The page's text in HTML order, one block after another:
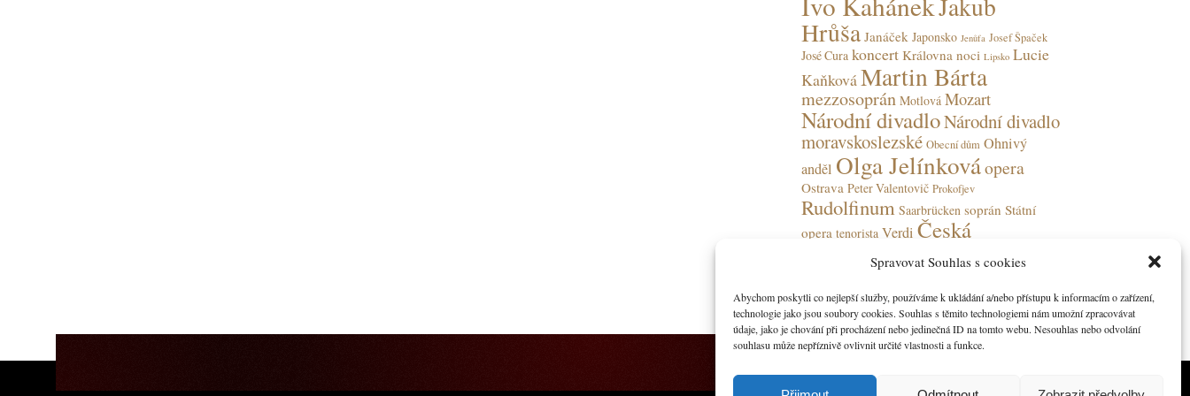
Spravovat Souhlas s cookies
Abychom poskytli co nejlepší služby, používáme k ukládání a/nebo přístupu k informacím o zařízení,
technologie jako jsou soubory cookies. Souhlas s těmito technologiemi nám umožní zpracovávat
údaje, jako je chování při procházení nebo jedinečná ID na tomto webu. Nesouhlas nebo odvolání
souhlasu může nepříznivě ovlivnit určité vlastnosti a funkce.
Jakub
Hrůša Janáček Japonsko Jenůfa Josef Špaček
José Cura koncert Královna noci Lipsko Lucie
KaňkováMartin Bárta
mezzosoprán Motlová Mozart
Národní divadloNárodní divadlo
moravskoslezské Obecní dům Ohnivý
anděl Olga Jelínkováopera
Ostrava Peter Valentovič Prokofjev
Rudolfinum Saarbrücken soprán Státní
opera tenorista Verdi Česká
filharmonie